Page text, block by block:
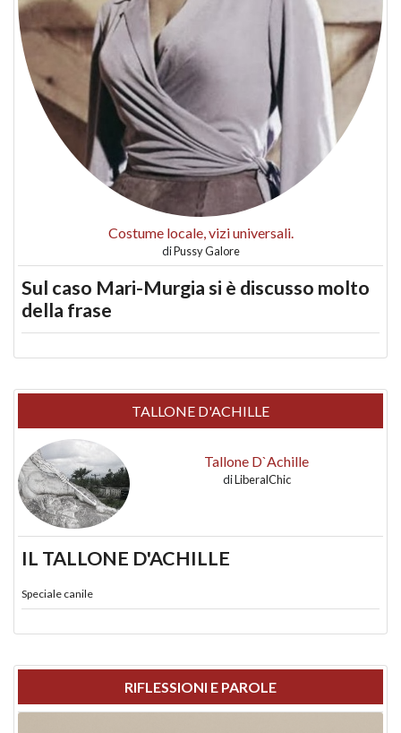
Costume locale, vizi universali.
diPussy Galore
Sul caso Mari-Murgia si è discusso molto
della frase
TALLONE D'ACHILLE
Tallone D`Achille
diLiberalChic
IL TALLONE D'ACHILLE
Speciale canile
RIFLESSIONI E PAROLE